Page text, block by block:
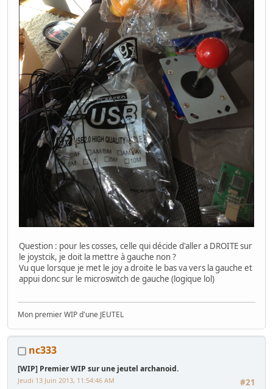
Question : pour les cosses, celle qui décide d'aller a DROITE sur
le joystcik, je doit la mettre à gauche non ?
Vu que lorsque je met le joy a droite le bas va vers la gauche et
appui donc sur le microswitch de gauche (logique lol)
Mon premier WIP d'une JEUTEL
nc333
[WIP] Premier WIP sur une jeutel archanoid.
#21
Jeudi 13 Juin 2013, 11:54:46 AM